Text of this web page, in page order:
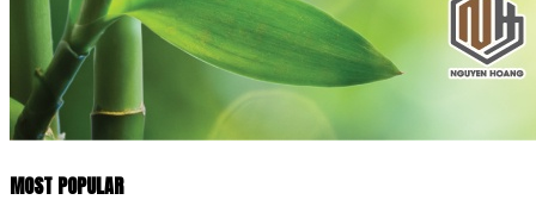
MOST POPULAR